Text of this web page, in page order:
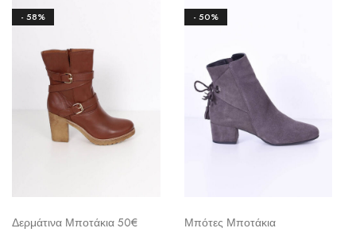
- 58%
Δερμάτινα Μποτάκια 50€
- 50%
Μπότες Μποτάκια